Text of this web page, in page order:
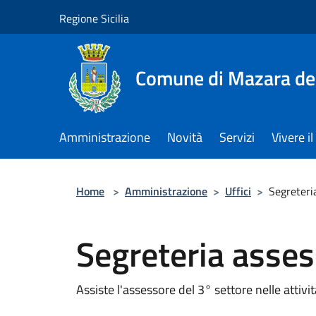
Regione Sicilia
Comune di Mazara
Amministrazione Novità Servizi Vivere
Home > Amministrazione > Uffici >
Segreteria
Assiste l'assessore del 3° settore nelle